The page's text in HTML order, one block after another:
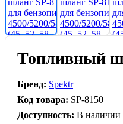
Топливный
Бренд: Spektr
Код товара: SP-8150
Доступность: В наличии